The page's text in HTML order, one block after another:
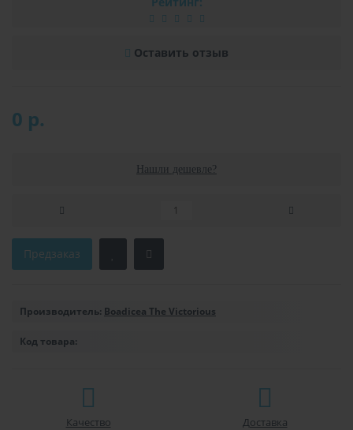
Оставить отзыв
0 р.
Нашли дешевле?
Предзаказ
Производитель: Boadicea The Victorious
Код товара:
Качество Доставка